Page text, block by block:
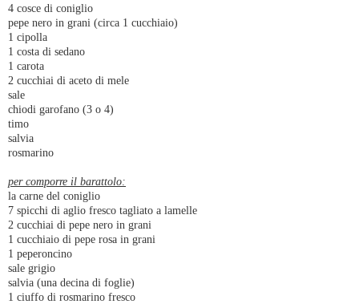
4 cosce di coniglio
pepe nero in grani (circa 1 cucchiaio)
1 cipolla
1 costa di sedano
1 carota
2 cucchiai di aceto di mele
sale
chiodi garofano (3 o 4)
timo
salvia
rosmarino
per comporre il barattolo:
la carne del coniglio
7 spicchi di aglio fresco tagliato a lamelle
2 cucchiai di pepe nero in grani
1 cucchiaio di pepe rosa in grani
1 peperoncino
sale grigio
salvia (una decina di foglie)
1 ciuffo di rosmarino fresco